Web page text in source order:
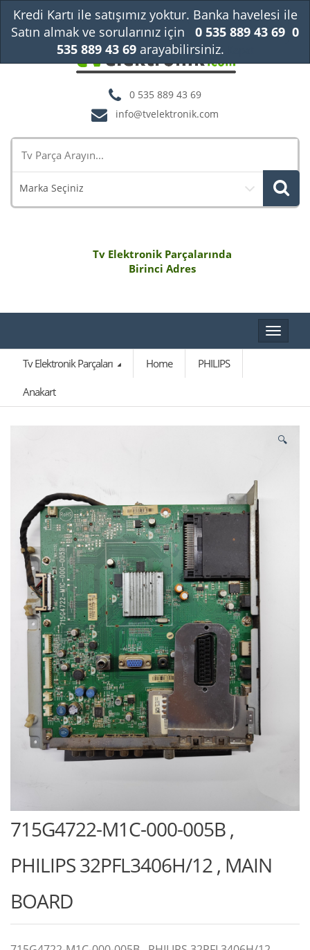
0 535 889 43 69
info@tvelektronik.com
Marka Seçiniz
Tv Elektronik Parçalarında
Birinci Adres
Toggle
Tv Elektronik Parçaları
Home PHILIPS
Anakart
🔍
715G4722-M1C-000-005B ,
PHILIPS 32PFL3406H/12 , MAIN
BOARD
Kredi Kartı ile satışımız yoktur. Banka havelesi ile
Satın almak ve sorularınız için
0 535 889 43 69 0
535 889 43 69arayabilirsiniz.